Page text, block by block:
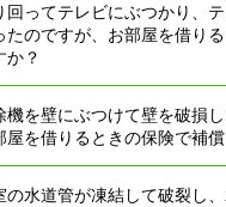
回ってテレビにぶつかり、
たのですが、お部屋を借り
か？
機を壁にぶつけて壁を破損
屋を借りるときの保険で補
の水道管が凍結して破裂し